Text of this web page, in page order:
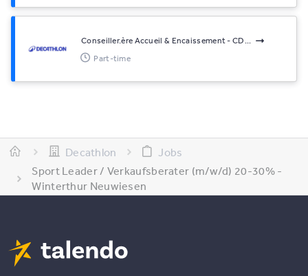
Conseiller.ère Accueil & Encaissement - CD...
Part-time
Decathlon
Jobs
Sport Leader / Verkaufsberater (m/w/d) 20-30% -
Winterthur Neuwiesen